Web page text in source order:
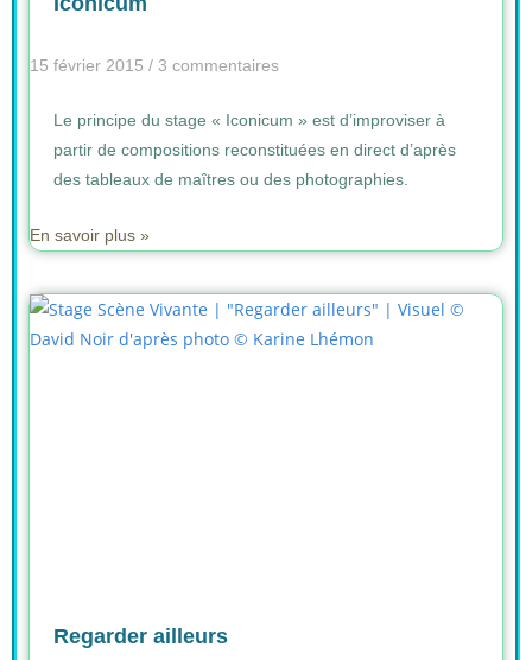
15 février 2015 3 commentaires
Le principe du stage « Iconicum » est d’improviser à
partir de compositions reconstituées en direct d’après
des tableaux de maîtres ou des photographies.
En savoir plus »
Regarder ailleurs